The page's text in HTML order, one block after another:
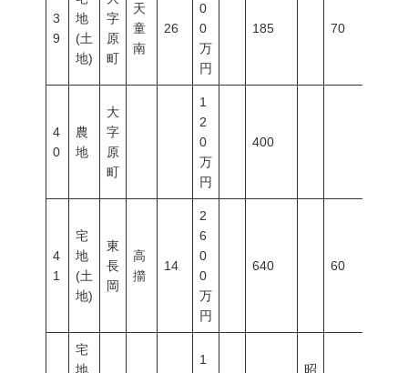
3
9
地
(土
地)
字
原
町
天
童
南
26
0
0
万
円
185 70
4
0
農
地
大
字
原
町
1
2
0
万
円
400
4
1
宅
地
(土
地)
東
長
岡
高
擶
14
2
6
0
0
万
円
640 60
宅
地
1
昭